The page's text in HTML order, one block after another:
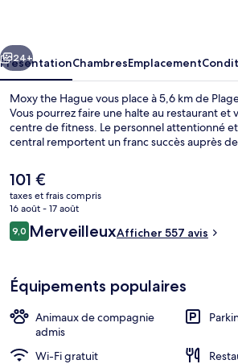
Réception
Suivant
24+
PrésentationChambresEmplacement
Moxy the Hague vous place à 5,6 km de
Vous pourrez faire une halte au restaurant et
centre de fitness. Le personnel attentionné
central remportent un franc succès auprès
Le
prix
actuel
est
de
101 €
taxes et frais compris
16 août - 17 août
Avis
voyageurs
9,09,0 sur 10
MerveilleuxAfficher 557 avis
Équipements populaires
Animaux de compagnie
admis
Wi-Fi gratuit